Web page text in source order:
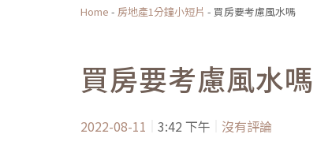
Home - 房地產1分鐘小短片 - 買房要考慮風水嗎
買房要考慮風水嗎
2022-08-11 3:42 下午 沒有評論